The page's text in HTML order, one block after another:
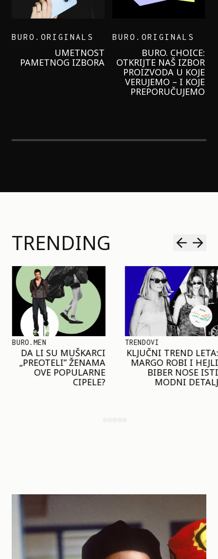
BURO.ORIGINALS
UMETNOST
PAMETNOG IZBORA
BURO.ORIGINALS
BURO. CHOICE:
OTKRIJTE NAŠ IZBOR
PROIZVODA U KOJE
VERUJEMO – I KOJE
PREPORUČUJEMO
TRENDING
BURO.MEN
DA LI SU MUŠKARCI
„PREOTELI” ŽENAMA
OVE POPULARNE
CIPELE?
TRENDOVI
KLJUČNI TREND LETA:
MARGO ROBI I HEJLI
BIBER NOSE ISTI
MODNI DETALJ